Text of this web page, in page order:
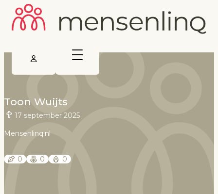
Toon Wuijts
17 september 2025
Mensenlinq.nl
0 0 0